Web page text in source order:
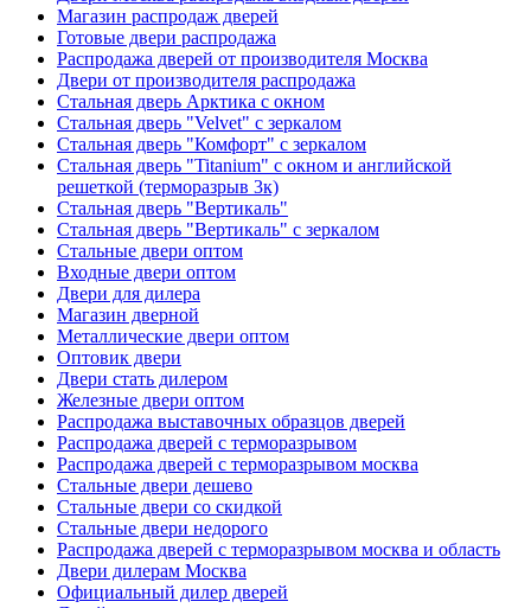
Магазин распродаж дверей
Готовые двери распродажа
Распродажа дверей от производителя Москва
Двери от производителя распродажа
Стальная дверь Арктика с окном
Стальная дверь "Velvet" с зеркалом
Стальная дверь "Комфорт" с зеркалом
Стальная дверь "Titanium" с окном и английской
решеткой (терморазрыв 3к)
Стальная дверь "Вертикаль"
Стальная дверь "Вертикаль" с зеркалом
Стальные двери оптом
Входные двери оптом
Двери для дилера
Магазин дверной
Металлические двери оптом
Оптовик двери
Двери стать дилером
Железные двери оптом
Распродажа выставочных образцов дверей
Распродажа дверей с терморазрывом
Распродажа дверей с терморазрывом москва
Стальные двери дешево
Стальные двери со скидкой
Стальные двери недорого
Распродажа дверей с терморазрывом москва и область
Двери дилерам Москва
Официальный дилер дверей